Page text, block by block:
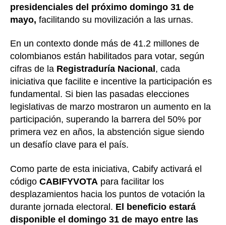
presidenciales del próximo domingo 31 de
mayo, facilitando su movilización a las urnas.
En un contexto donde más de 41.2 millones de
colombianos están habilitados para votar, según
cifras de la Registraduría Nacional , cada
iniciativa que facilite e incentive la participación es
fundamental. Si bien las pasadas elecciones
legislativas de marzo mostraron un aumento en la
participación, superando la barrera del 50% por
primera vez en años, la abstención sigue siendo
un desafío clave para el país.
Como parte de esta iniciativa, Cabify activará el
código CABIFYVOTA para facilitar los
desplazamientos hacia los puntos de votación la
durante jornada electoral. El beneficio estará
disponible el domingo 31 de mayo entre las